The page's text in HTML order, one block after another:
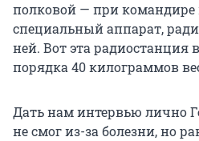
полковой — при командире
специальный аппарат,
ней. Вот эта радиостанция
порядка 40 килограммов
Дать нам интервью лично
не смог из-за болезни, но